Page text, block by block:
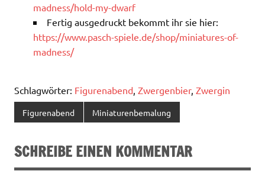
madness/hold-my-dwarf
Fertig ausgedruckt bekommt ihr sie hier:
https://www.pasch-spiele.de/shop/miniatures-of-
madness/
Schlagwörter: Figurenabend Zwergenbier, Zwergin
Figurenabend Miniaturenbemalung
SCHREIBE EINEN KOMMENTAR